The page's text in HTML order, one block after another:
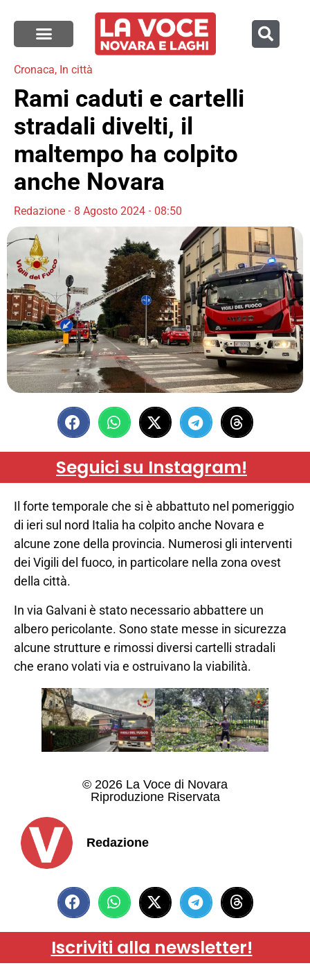
Cronaca, In città
Rami caduti e cartelli
stradali divelti, il
maltempo ha colpito
anche Novara
Redazione 8 Agosto 2024 08:50
Seguici su Instagram!
Il forte temporale che si è abbattuto nel pomeriggio
di ieri sul nord Italia ha colpito anche Novara e
alcune zone della provincia. Numerosi gli interventi
dei Vigili del fuoco, in particolare nella zona ovest
della città.
In via Galvani è stato necessario abbattere un
albero pericolante. Sono state messe in sicurezza
alcune strutture e rimossi diversi cartelli stradali
che erano volati via e ostruivano la viabilità.
© 2026 La Voce di Novara
Riproduzione Riservata
Redazione
Iscriviti alla newsletter!